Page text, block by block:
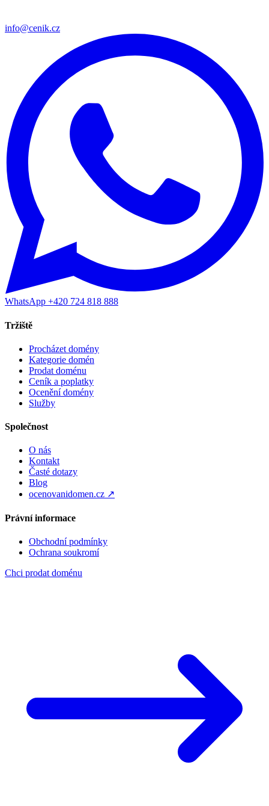
info@cenik.cz
WhatsApp +420 724 818 888
Tržiště
Procházet domény
Kategorie domén
Prodat doménu
Ceník a poplatky
Ocenění domény
Služby
Společnost
O nás
Kontakt
Časté dotazy
Blog
ocenovanidomen.cz ↗
Právní informace
Obchodní podmínky
Ochrana soukromí
Chci prodat doménu